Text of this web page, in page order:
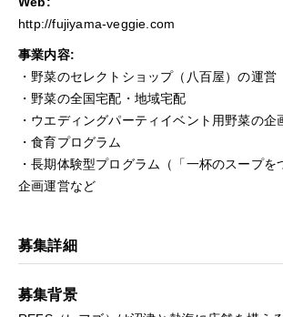
http://fujiyama-veggie.com
事業内容:
・野菜のセレクトショップ（八百屋）の運営
・野菜の全国宅配・地域宅配
・ウエディングパーティイベント用野菜の企
・食育プログラム
・長期体験型プログラム（「一杯のスープを
企画運営など
募集詳細
募集背景